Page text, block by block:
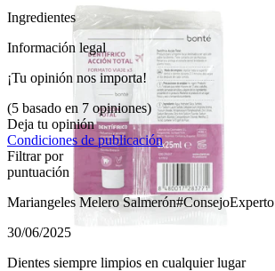
Ingredientes
Información legal
¡Tu opinión nos importa!
(5 basado en 7 opiniones)
Deja tu opinión
Condiciones de publicación
Filtrar por
puntuación
Mariangeles Melero Salmerón#ConsejoExperto
30/06/2025
Dientes siempre limpios en cualquier lugar